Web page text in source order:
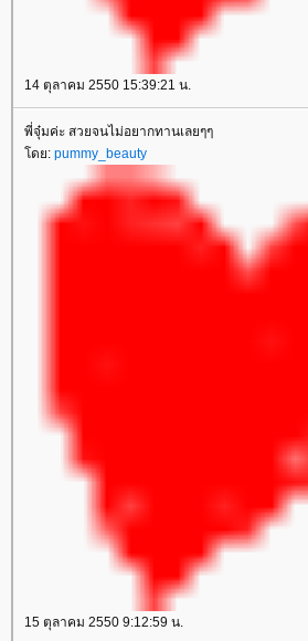
14 ตุลาคม 2550 15:39:21 น.
พี่จุ๋มค่ะ สวยจนไม่อยากทานเลยๆๆ
โดย: pummy_beauty
15 ตุลาคม 2550 9:12:59 น.